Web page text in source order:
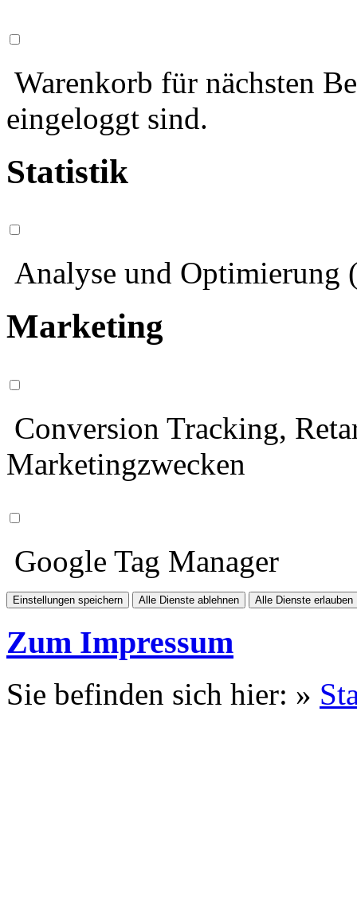
Warenkorb für nächsten
eingeloggt sind.
Statistik
Analyse und Optimierung
Marketing
Conversion Tracking,
Marketingzwecken
Google Tag Manager
Einstellungen speichern Alle Dienste ablehnen Alle Dienste erlauben
Zum Impressum
Sie befinden sich hier: »